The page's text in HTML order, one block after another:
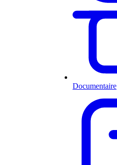
Documentaire